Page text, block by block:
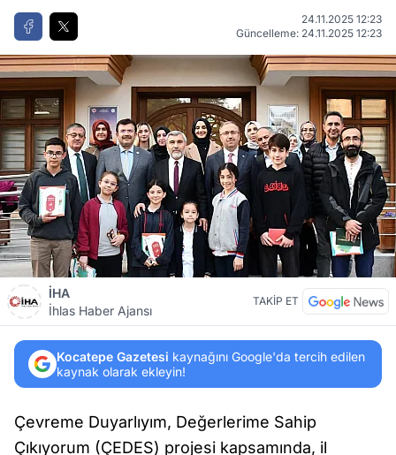
24.11.2025 12:23
Güncelleme: 24.11.2025 12:23
İHA
İhlas Haber Ajansı
TAKİP ET
Kocatepe Gazetesi kaynağını Google'da tercih edilen
kaynak olarak ekleyin!
Çevreme Duyarlıyım, Değerlerime Sahip
Çıkıyorum (ÇEDES) projesi kapsamında, il